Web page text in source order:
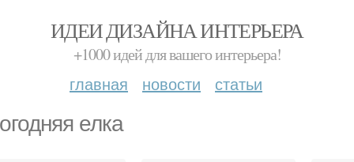
ИДЕИ ДИЗАЙНА ИНТЕРЬЕРА
+1000 идей для вашего интерьера!
главная новости статьи
елка